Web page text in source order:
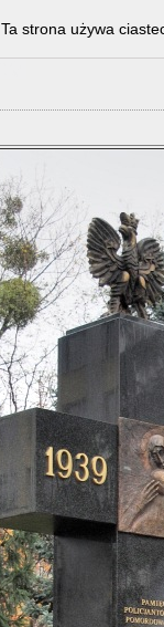
Ta strona używa